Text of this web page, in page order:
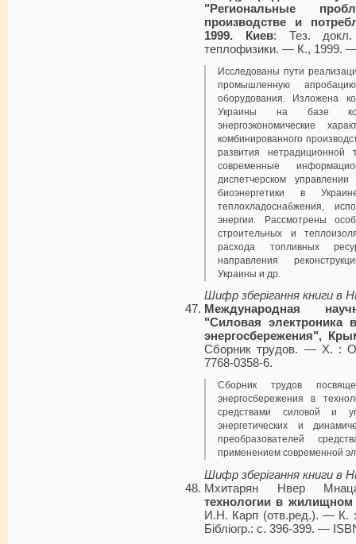
"Региональные
производстве и
1999. Киев: Тез.
теплофизики. — К., 1999.
Исследованы пути
промышленную
оборудования. Изложена
Украины на базе
энергоэкономические
комбинированного
развития нетрадиционной
современные
диспетчерском
биоэнергетики в
теплохладоснабжения,
энергии. Рассмотрены
строительных и
расхода топливных
направления
Украины и др.
Шифр зберігання книги в
Международная
"Силовая электроника
энергосбережения",
Сборник трудов. — Х. :
7768-0358-6.
Сборник трудов
энергосбережения в
средствами силовой и
энергетических и
преобразователей
применением современной
Шифр зберігання книги в
Мхитарян Нвер
технологии в жилищном
И.Н. Карп (отв.ред.). — К.
Бібліогр.: с. 396-399. —